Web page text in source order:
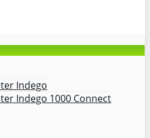
Indego
Indego 1000 Connect